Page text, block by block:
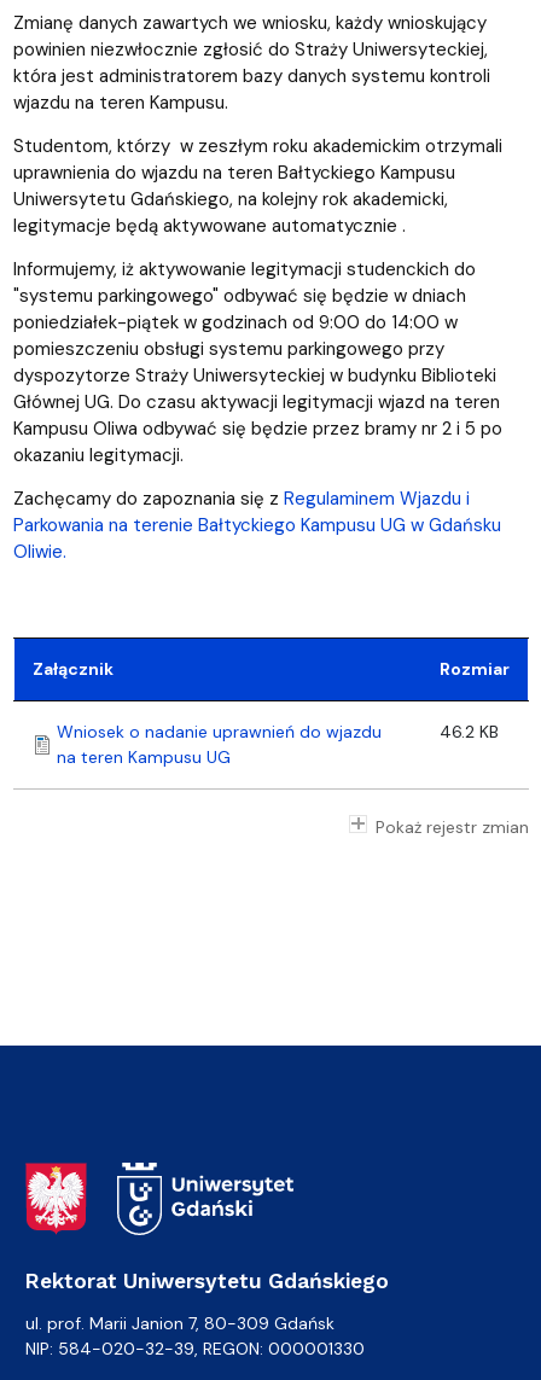
Zmianę danych zawartych we wniosku, każdy wnioskujący
powinien niezwłocznie zgłosić do Straży Uniwersyteckiej,
która jest administratorem bazy danych systemu kontroli
wjazdu na teren Kampusu.
Studentom, którzy w zeszłym roku akademickim otrzymali
uprawnienia do wjazdu na teren Bałtyckiego Kampusu
Uniwersytetu Gdańskiego, na kolejny rok akademicki,
legitymacje będą aktywowane automatycznie .
Informujemy, iż aktywowanie legitymacji studenckich do
"systemu parkingowego" odbywać się będzie w dniach
poniedziałek-piątek w godzinach od 9:00 do 14:00 w
pomieszczeniu obsługi systemu parkingowego przy
dyspozytorze Straży Uniwersyteckiej w budynku Biblioteki
Głównej UG. Do czasu aktywacji legitymacji wjazd na teren
Kampusu Oliwa odbywać się będzie przez bramy nr 2 i 5 po
okazaniu legitymacji.
Zachęcamy do zapoznania się z Regulaminem Wjazdu i
Parkowania na terenie Bałtyckiego Kampusu UG w Gdańsku
Oliwie.
Załącznik Rozmiar
Wniosek o nadanie uprawnień do wjazdu
na teren Kampusu UG
46.2 KB
Pokaż rejestr zmian
Adres Rektoratu
Rektorat Uniwersytetu Gdańskiego
ul. prof. Marii Janion 7, 80-309 Gdańsk
NIP: 584-020-32-39, REGON: 000001330